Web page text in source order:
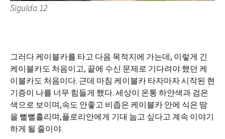
Sigulda 12
그러다 케이블카를 타고 다음 목적지에 가는데, 이렇게 긴
케이블카도 처음이고, 끝에 수신 문제로 기다려야 했던 케
이블카도 처음이다. 근데 마침 케이블카 타자마자 시작된 현
기증이 나를 너무 힘들게 했다. 세상이 온통 하얀색과 검은
색으로 보이며,속도 안좋고 비좁은 케이블카 안에 식은 땀
을 뻘뻘흘리며,플로리안에게 기대 눕고 싶다고 계속 이야기
하게 될 줄이야.